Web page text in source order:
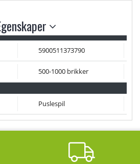
5900511373790
500-1000 brikker
Puslespil